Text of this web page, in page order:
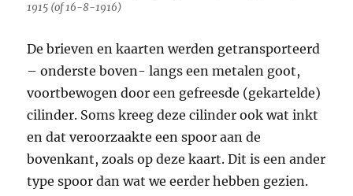
1915 (of 16-8-1916)
De brieven en kaarten werden getransporteerd
– onderste boven- langs een metalen goot,
voortbewogen door een gefreesde (gekartelde)
cilinder. Soms kreeg deze cilinder ook wat inkt
en dat veroorzaakte een spoor aan de
bovenkant, zoals op deze kaart. Dit is een ander
type spoor dan wat we eerder hebben gezien.